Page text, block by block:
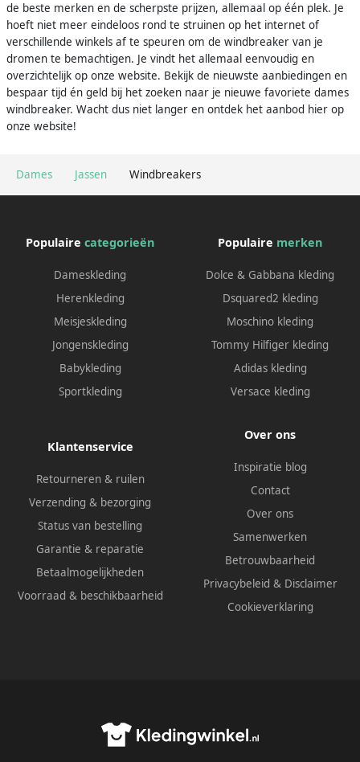
Dames Jassen Windbreakers
de beste merken en de scherpste prijzen, allemaal op één plek. Je
hoeft niet meer eindeloos rond te struinen op het internet of
verschillende winkels af te speuren om de windbreaker van je
dromen te bemachtigen. Je vindt het allemaal eenvoudig en
overzichtelijk op onze website. Bekijk de nieuwste aanbiedingen en
bespaar tijd én geld bij het zoeken naar je nieuwe favoriete dames
windbreaker. Wacht dus niet langer en ontdek het aanbod hier op
onze website!
Populaire categorieën
Dameskleding
Herenkleding
Meisjeskleding
Jongenskleding
Babykleding
Sportkleding
Populaire merken
Dolce & Gabbana kleding
Dsquared2 kleding
Moschino kleding
Tommy Hilfiger kleding
Adidas kleding
Versace kleding
Klantenservice
Retourneren & ruilen
Verzending & bezorging
Status van bestelling
Garantie & reparatie
Betaalmogelijkheden
Voorraad & beschikbaarheid
Over ons
Inspiratie blog
Contact
Over ons
Samenwerken
Betrouwbaarheid
Privacybeleid & Disclaimer
Cookieverklaring